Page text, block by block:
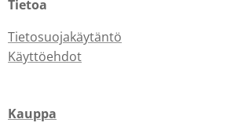
Tietoa
Tietosuojakäytäntö
Käyttöehdot
Kauppa